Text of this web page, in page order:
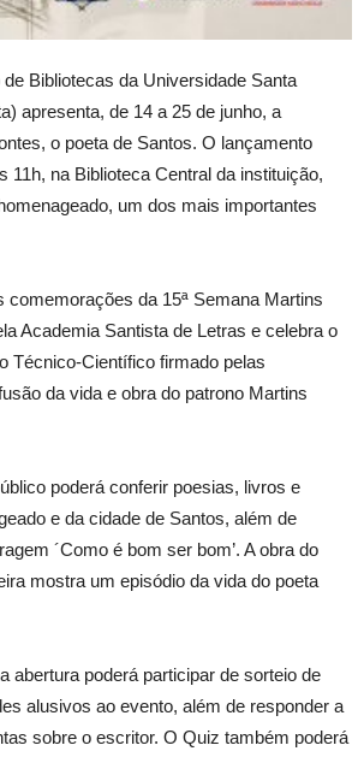
Bibliotecas da Universidade Santa
apresenta, de 14 a 25 de junho, a
o poeta de Santos. O lançamento
11h, na Biblioteca Central da instituição,
um dos mais importantes
comemorações da 15ª Semana Martins
Academia Santista de Letras e celebra o
Técnico-Científico firmado pelas
da vida e obra do patrono Martins
poderá conferir poesias, livros e
e da cidade de Santos, além de
´Como é bom ser bom’. A obra do
mostra um episódio da vida do poeta
abertura poderá participar de sorteio de
alusivos ao evento, além de responder a
sobre o escritor. O Quiz também poderá